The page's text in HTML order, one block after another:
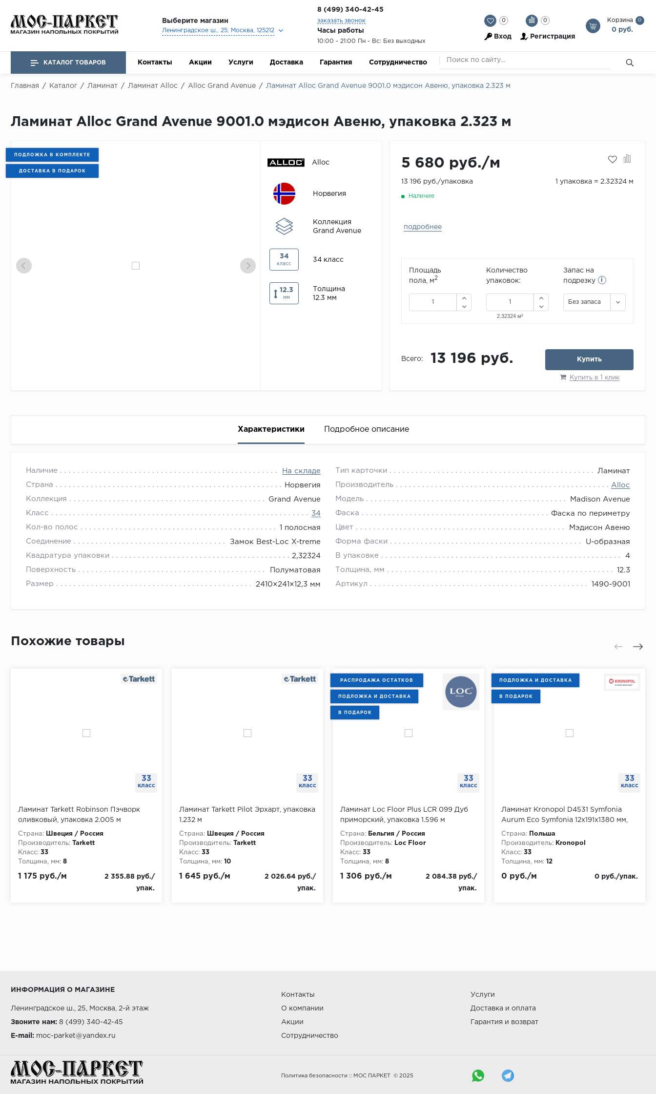
Выберите магазин
Ленинградское ш., 25, Москва, 125212
8 (499) 340-42-45
заказать звонок
Часы работы
10:00 - 21:00 Пн - Вс: Без выходных
0 0
Вход Регистрация
Корзина 0
0 руб.
КАТАЛОГ ТОВАРОВ Контакты Акции Услуги Доставка Гарантия Сотрудничество
Главная / Каталог / Ламинат / Ламинат Alloc / Alloc Grand Avenue / Ламинат Alloc Grand Avenue 9001.0 мэдисон Авеню, упаковка 2.323 м
Ламинат Alloc Grand Avenue 9001.0 мэдисон Авеню, упаковка 2.323 м
ПОДЛОЖКА В КОМПЛЕКТЕ
ДОСТАВКА В ПОДАРОК
Alloc
Норвегия
Коллекция
Grand Avenue
34
класс
34 класс
12.3
мм
Толщина
12.3 мм
5 680 руб./м
13 196 руб./упаковка 1 упаковка = 2.32324 м
Наличие
подробнее
Площадь
пола, м2
Количество
упаковок:
Запас на
подрезку
i
Без запаса
Всего: 13 196 руб. Купить
Купить в 1 клик
Характеристики Подробное описание
Наличие На складе Тип карточки Ламинат
Страна Норвегия Производитель Alloc
Коллекция Grand Avenue Модель Madison Avenue
Класс 34 Фаска Фаска по периметру
Кол-во полос 1 полосная Цвет Мэдисон Авеню
Соединение Замок Best-Loc X-treme Форма фаски U-образная
Квадратура упаковки 2,32324 В упаковке 4
Поверхность Полуматовая Толщина, мм 12.3
Размер 2410×241×12,3 мм Артикул 1490-9001
Похожие товары
33
класс
Ламинат Tarkett Robinson Пэчворк
оливковый, упаковка 2.005 м
Страна:
Швеция / Россия
Производитель:
Tarkett
Класс: 33
Толщина, мм: 8
1 175 руб./м
2 355.88 руб./
упак.
33
класс
Ламинат Tarkett Pilot Эрхарт, упаковка
1.232 м
Страна:
Швеция / Россия
Производитель:
Tarkett
Класс: 33
Толщина, мм: 10
1 645 руб./м
2 026.64 руб./
упак.
33
класс
РАСПРОДАЖА ОСТАТКОВ
ПОДЛОЖКА И ДОСТАВКА
В ПОДАРОК
Ламинат Loc Floor Plus LCR 099 Дуб
приморский, упаковка 1.596 м
Страна:
Бельгия / Россия
Производитель:
Loc Floor
Класс: 33
Толщина, мм: 8
1 306 руб./м
2 084.38 руб./
упак.
33
класс
ПОДЛОЖКА И ДОСТАВКА
В ПОДАРОК
Ламинат Kronopol D4531 Symfonia
Aurum Eco Symfonia 12х191х1380 мм,
упаковка 1.318 м
Страна:
Польша
Производитель:
Kronopol
Класс: 33
Толщина, мм: 12
0 руб./м 0 руб./упак.
ИНФОРМАЦИЯ О МАГАЗИНЕ
Ленинградское ш., 25, Москва, 2-й этаж
Звоните нам: 8 (499) 340-42-45
E-mail: moc-parket@yandex.ru
Контакты
О компании
Акции
Сотрудничество
Услуги
Доставка и оплата
Гарантия и возврат
Политика безопасности :: МОС ПАРКЕТ © 2025